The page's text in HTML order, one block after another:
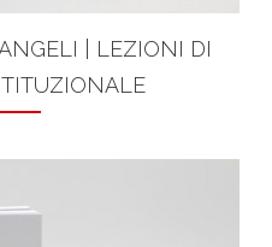
| LEZIONI DI